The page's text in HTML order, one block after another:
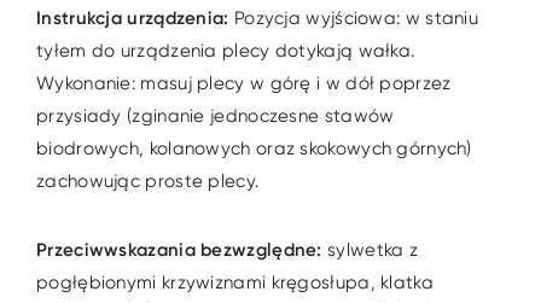
Instrukcja urządzenia: Pozycja wyjściowa: w staniu
tyłem do urządzenia plecy dotykają wałka.
Wykonanie: masuj plecy w górę i w dół poprzez
przysiady (zginanie jednoczesne stawów
biodrowych, kolanowych oraz skokowych górnych)
zachowując proste plecy.
Przeciwwskazania bezwzględne: sylwetka z
pogłębionymi krzywiznami kręgosłupa, klatka